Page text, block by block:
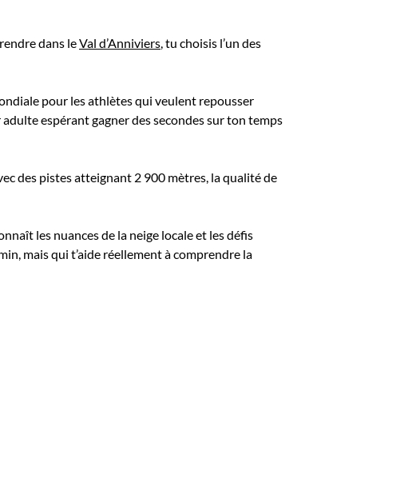
dans leVal d’Anniviers , tu choisis l’un des
pour les athlètes qui veulent repousser
espérant gagner des secondes sur ton temps
des pistes atteignant 2 900 mètres, la qualité de
les nuances de la neige locale et les défis
mais qui t’aide réellement à comprendre la